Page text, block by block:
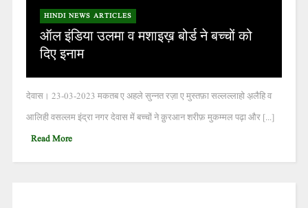
HINDI NEWS ARTICLES
ऑल इंडिया उलमा व मशाइख़ बोर्ड ने बच्चों को
दिए इनाम
देवास। 23-03-2023 मकतब ए अहले सुन्नत रज़ा ए मुस्तफ़ा सल्लल्लाहो अ़लैहि व
आलिही वसल्लम इंद्रा नगर देवास में बच्चों ने क़ुरआन शरीफ़ मुकम्मल पढ़ा और [...]
Read More